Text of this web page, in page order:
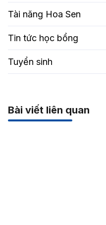
Tài năng Hoa Sen
Tin tức học bổng
Tuyển sinh
Bài viết liên quan